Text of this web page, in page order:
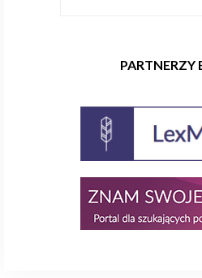
PARTNERZY